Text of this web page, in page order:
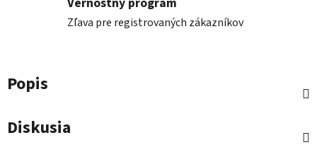
Zľava pre registrovaných zákazníkov
Popis
Diskusia